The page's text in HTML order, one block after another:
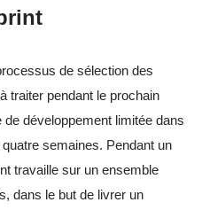
de sélection des
traiter pendant le prochain
développement limitée dans
semaines. Pendant un
travaille sur un ensemble
dans le but de livrer un